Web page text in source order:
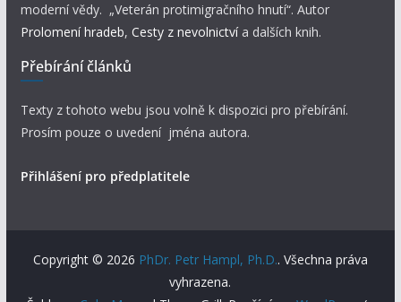
moderní vědy. „Veterán protimigračního hnutí“. Autor
Prolomení hradeb, Cesty z nevolnictví a dalších knih.
Přebírání článků
Texty z tohoto webu jsou volně k dispozici pro přebírání.
Prosím pouze o uvedení jména autora.
Přihlášení pro předplatitele
Copyright © 2026 PhDr. Petr Hampl, Ph.D.. Všechna práva
vyhrazena.